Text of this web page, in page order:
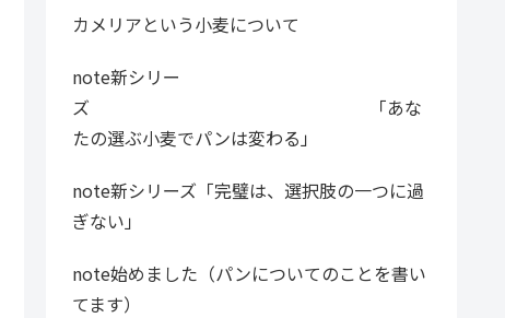
カメリアという小麦について
note新シリー
ズ 「あな
たの選ぶ小麦でパンは変わる」
note新シリーズ「完璧は、選択肢の一つに過
ぎない」
note始めました（パンについてのことを書い
てます）